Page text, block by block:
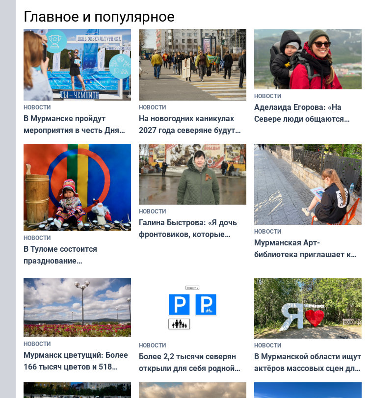
и вернуть свежий взгляд
без дорогих средств
современно и стильно без
переплат
независимому питомцу
Главное и популярное
НОВОСТИ
В Мурманске пройдут
мероприятия в честь Дня
физкультурника
НОВОСТИ
На новогодних каникулах
2027 года северяне будут
отдыхать 11 дней
НОВОСТИ
Аделаида Егорова: «На
Севере люди общаются
а потому что
ты им интересен»
НОВОСТИ
В Туломе состоится
празднование
коренных народов мира
НОВОСТИ
Галина Быстрова: «Я дочь
фронтовиков, которые
НОВОСТИ
Мурманская Арт-
библиотека приглашает к
и фотографов
НОВОСТИ
Мурманск цветущий: Более
166 тысяч цветов и 518
НОВОСТИ
Более 2,2 тысячи северян
открыли для себя родной
край в рамках проекта
«Туризм для своих»
НОВОСТИ
В Мурманской области ищут
актёров массовых сцен для
съёмок в
короткометражном фильме